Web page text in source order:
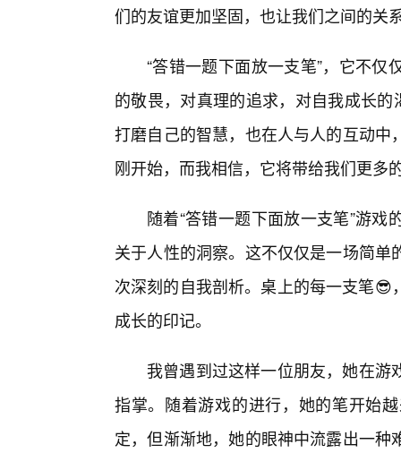
们的友谊更加坚固，也让我们之间的关
“答错一题下面放一支笔”，它不
的敬畏，对真理的追求，对自我成长
打磨自己的智慧，也在人与人的互动
刚开始，而我相信，它将带给我们更多
随着“答错一题下面放一支笔”游
关于人性的洞察。这不仅仅是一场简
次深刻的自我剖析。桌上的每一支笔
成长的印记。
我曾遇到过这样一位朋友，她在
指掌。随着游戏的进行，她的笔开始
定，但渐渐地，她的眼神中流露出一